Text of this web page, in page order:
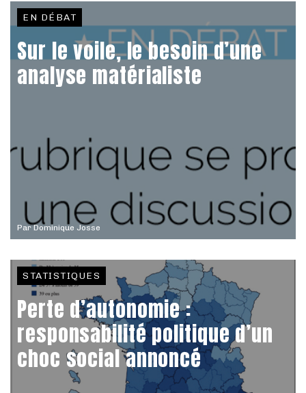
ParDominique Josse
EN DÉBAT
Sur le voile, le besoin d’une
analyse matérialiste
STATISTIQUES
Perte d’autonomie :
responsabilité politique d’un
choc social annoncé